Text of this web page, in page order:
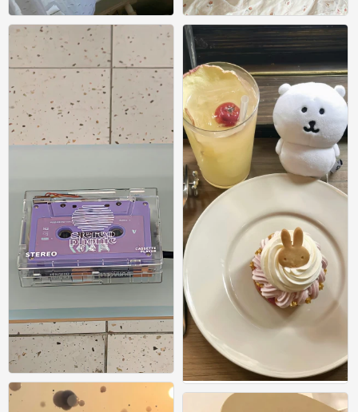
ins风壁纸
ins风壁纸
ins风壁纸
要么葱动一把 要么姜就一生 实在不行
就蒜了(´×ω×`) ⁣ #ins风壁纸# ​